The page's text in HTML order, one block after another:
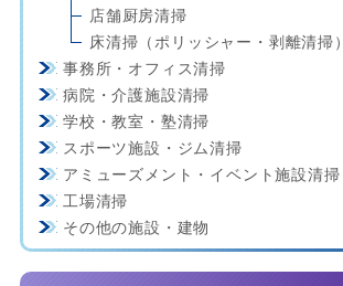
店舗厨房清掃
床清掃（ポリッシャー・剥離清掃）
事務所・オフィス清掃
病院・介護施設清掃
学校・教室・塾清掃
スポーツ施設・ジム清掃
アミューズメント・イベント施設清掃
工場清掃
その他の施設・建物